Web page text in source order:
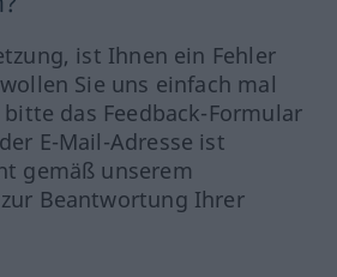
ist Ihnen ein Fehler
Sie uns einfach mal
das Feedback-Formular
E-Mail-Adresse ist
gemäß unserem
Beantwortung Ihrer